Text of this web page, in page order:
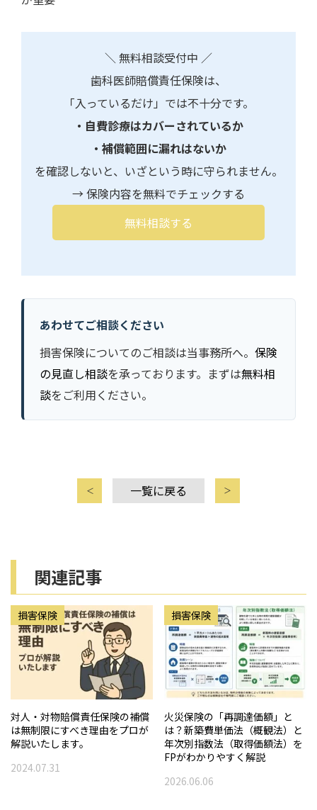
＼ 無料相談受付中 ／
歯科医師賠償責任保険は、
「入っているだけ」では不十分です。
・自費診療はカバーされているか
・補償範囲に漏れはないか
を確認しないと、いざという時に守られません。
→ 保険内容を無料でチェックする
無料相談する
あわせてご相談ください
損害保険についてのご相談は当事務所へ。 保険
の見直し相談を承っております。まずは無料相
談をご利用ください。
一覧に戻る
関連記事
損害保険
対人・対物賠償責任保険の補償
は無制限にすべき理由をプロが
解説いたします。
2024.07.31
損害保険
火災保険の「再調達価額」と
は？新築費単価法（概観法）と
年次別指数法（取得価額法）を
FPがわかりやすく解説
2026.06.06